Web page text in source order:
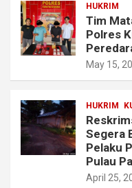
HUKRIM
Tim
Polres
May 15,
HUKRIM
Segera
Pelaku
Pulau
April 25,